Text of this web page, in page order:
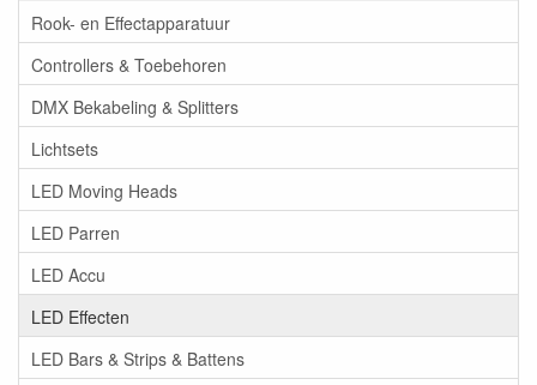
Rook- en Effectapparatuur
Controllers & Toebehoren
DMX Bekabeling & Splitters
Lichtsets
LED Moving Heads
LED Parren
LED Accu
LED Effecten
LED Bars & Strips & Battens